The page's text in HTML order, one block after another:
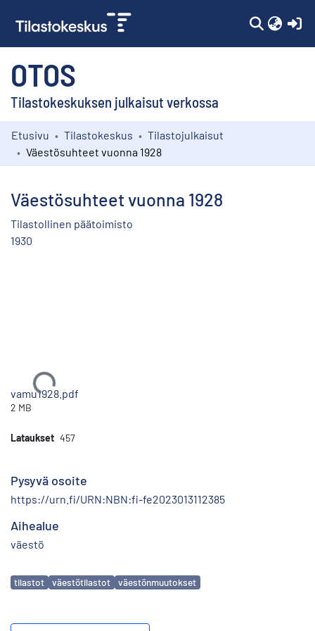
OTOS
Tilastokeskuksen julkaisut verkossa
Kokoelmat
Etusivu Tilastokeskus
Tilastojulkaisut
Väestösuhteet vuonna 1928
Väestösuhteet vuonna 1928
Tilastollinen päätoimisto
1930
Ladataan...
vamu1928.pdf
2 MB
Lataukset 457
Pysyvä osoite
https://urn.fi/URN:NBN:fi-fe2023013112385
Aihealue
väestö
Avainsanat
tilastot väestötilastot väestönmuutokset